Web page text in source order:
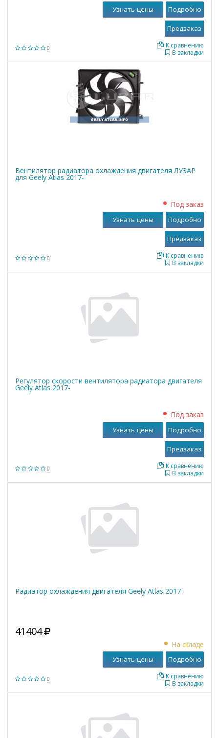
0
В закладки
К сравнению
Узнать цены Подробно
Вентилятор радиатора охлаждения двигателя ЛУЗАР
для Geely Atlas 2017-
0
Под заказ
В закладки
К сравнению
Узнать цены Подробно
Регулятор скорости вентилятора радиатора двигателя
Geely Atlas 2017-
0
Под заказ
В закладки
К сравнению
Узнать цены Подробно
Радиатор охлаждения двигателя Geely Atlas 2017-
0
41404
На складе
В закладки
К сравнению
Узнать цены Подробно